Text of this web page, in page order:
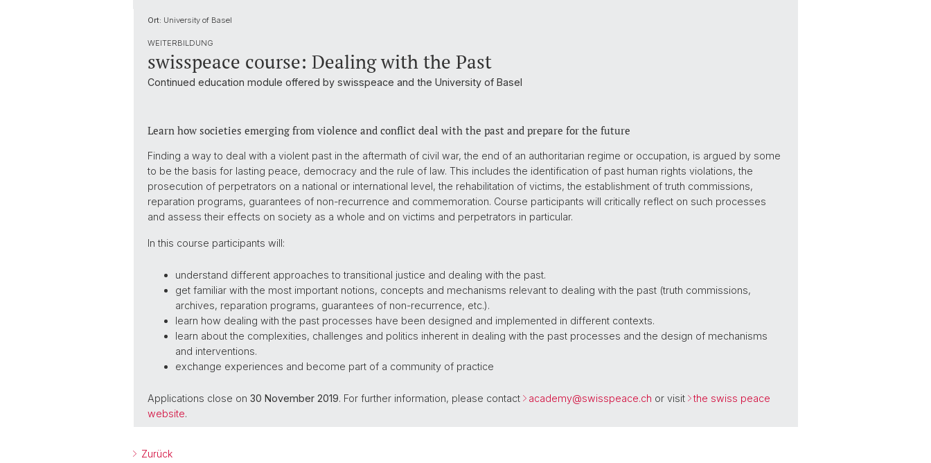
Ort: University of Basel
WEITERBILDUNG
swisspeace course: Dealing with the Past
Continued education module offered by swisspeace and the University of Basel
Learn how societies emerging from violence and conflict deal with the past and prepare for the future
Finding a way to deal with a violent past in the aftermath of civil war, the end of an authoritarian regime or occupation, is argued by some
to be the basis for lasting peace, democracy and the rule of law. This includes the identification of past human rights violations, the
prosecution of perpetrators on a national or international level, the rehabilitation of victims, the establishment of truth commissions,
reparation programs, guarantees of non-recurrence and commemoration. Course participants will critically reflect on such processes
and assess their effects on society as a whole and on victims and perpetrators in particular.
In this course participants will:
understand different approaches to transitional justice and dealing with the past.
get familiar with the most important notions, concepts and mechanisms relevant to dealing with the past (truth commissions,
archives, reparation programs, guarantees of non-recurrence, etc.).
learn how dealing with the past processes have been designed and implemented in different contexts.
learn about the complexities, challenges and politics inherent in dealing with the past processes and the design of mechanisms
and interventions.
exchange experiences and become part of a community of practice
Applications close on 30 November 2019. For further information, please contact academy@swisspeace.ch or visit
the swiss peace
website.
Zurück